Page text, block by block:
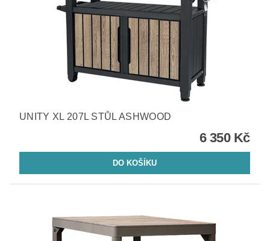
UNITY XL 207L STŮL ASHWOOD
6 350 Kč